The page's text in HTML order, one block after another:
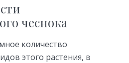
чеснока
количество
этого растения, в